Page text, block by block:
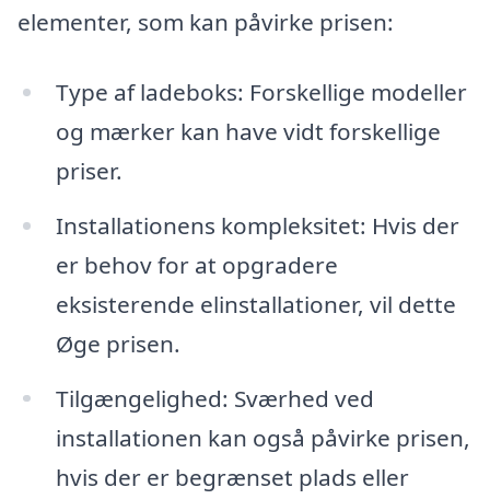
elementer, som kan påvirke prisen:
Type af ladeboks: Forskellige modeller
og mærker kan have vidt forskellige
priser.
Installationens kompleksitet: Hvis der
er behov for at opgradere
eksisterende elinstallationer, vil dette
Øge prisen.
Tilgængelighed: Sværhed ved
installationen kan også påvirke prisen,
hvis der er begrænset plads eller